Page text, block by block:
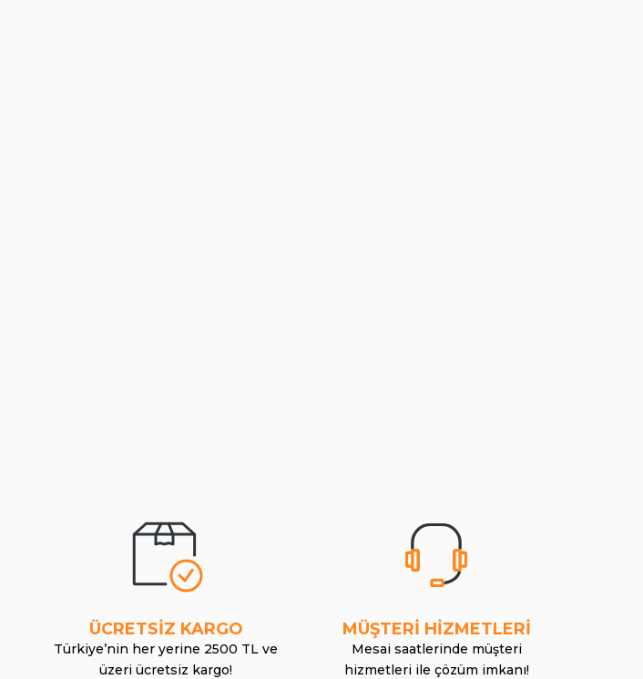
ÜCRETSİZ KARGO
Türkiye’nin her yerine 2500 TL ve
üzeri ücretsiz kargo!
MÜŞTERİ HİZMETLERİ
Mesai saatlerinde müşteri
hizmetleri ile çözüm imkanı!